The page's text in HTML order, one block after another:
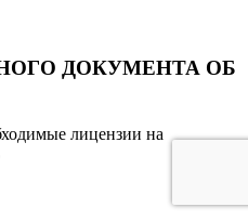
ДОКУМЕНТА ОБ
лицензии на